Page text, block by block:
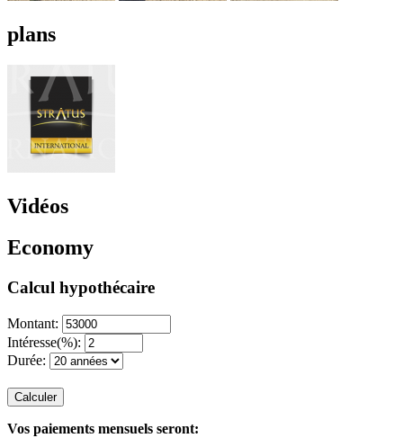
plans
Vidéos
Economy
Calcul hypothécaire
Montant:
Intéresse(%):
Durée:
Calculer
Vos paiements mensuels seront: